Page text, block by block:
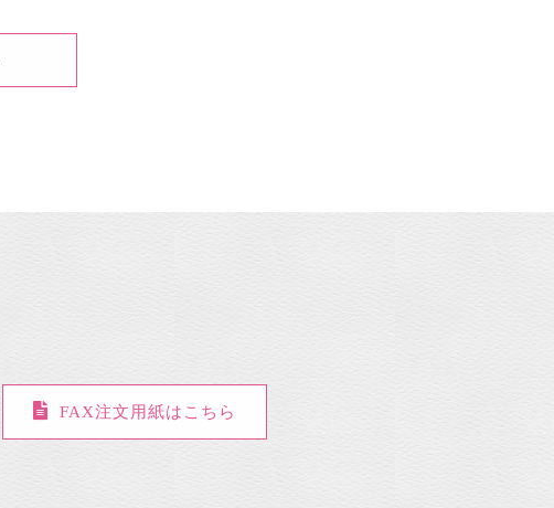
FAX注文用紙はこちら